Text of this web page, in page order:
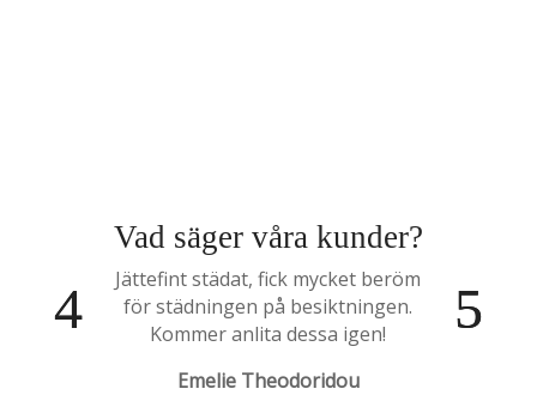
Vad säger våra kunder?
Jättefint städat, fick mycket beröm
för städningen på besiktningen.
Kommer anlita dessa igen!
Emelie Theodoridou